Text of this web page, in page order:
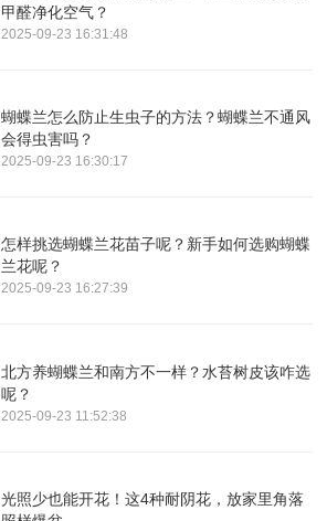
甲醛净化空气？
2025-09-23 16:31:48
蝴蝶兰怎么防止生虫子的方法？蝴蝶兰不通风
会得虫害吗？
2025-09-23 16:30:17
怎样挑选蝴蝶兰花苗子呢？新手如何选购蝴蝶
兰花呢？
2025-09-23 16:27:39
北方养蝴蝶兰和南方不一样？水苔树皮该咋选
呢？
2025-09-23 11:52:38
光照少也能开花！这4种耐阴花，放家里角落